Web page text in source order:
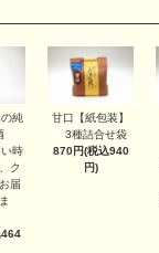
純
い時
ク
届
甘口【紙包装】
3種詰合せ袋
870円(税込940
円)